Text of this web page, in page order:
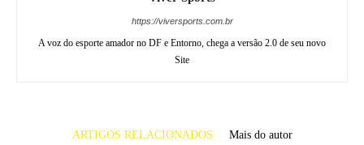
https://viversports.com.br
A voz do esporte amador no DF e Entorno, chega a versão 2.0 de seu novo
Site
ARTIGOS RELACIONADOS Mais do autor